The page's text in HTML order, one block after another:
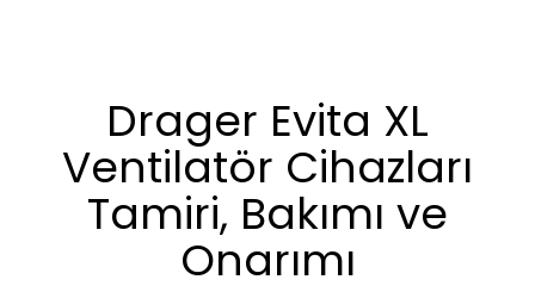
Drager Evita XL
Ventilatör Cihazları
Tamiri, Bakımı ve
Onarımı